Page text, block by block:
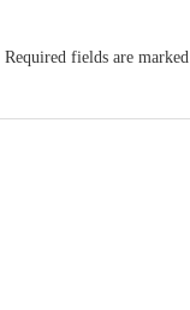
Required fields are marked